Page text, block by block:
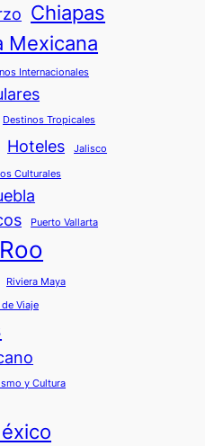
Chiapas
Mexicana
Internacionales
Destinos Tropicales
Hoteles Jalisco
Culturales
Puerto Vallarta
Riviera Maya
Viaje
y Cultura